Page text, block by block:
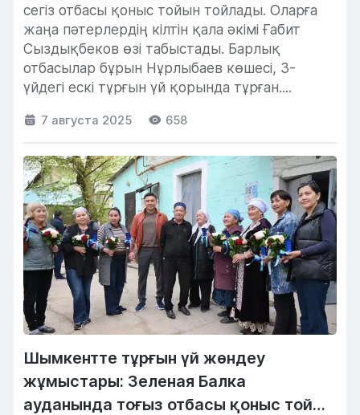
сегіз отбасы қоныс тойын тойлады. Оларға
жаңа пәтерлердің кілтін қала әкімі Ғабит
Сыздықбеков өзі табыстады. Барлық
отбасылар бұрын Нұрлыбаев көшесі, 3-
үйдегі ескі тұрғын үй қорында тұрған....
7 августа 2025 658
Шымкентте тұрғын үй жөндеу
жұмыстары: Зеленая Балка
ауданында тоғыз отбасы қоныс тойын